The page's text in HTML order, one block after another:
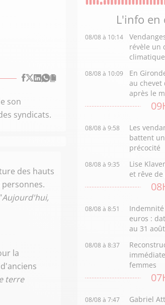
son
syndicats.
des hauts
Aujourd'hui,
la
terre
L'info en
08/08 à 10:14
révèle un
climatique
08/08 à 10:09
En
au chevet
après le
08/08 à 9:58
Les
battent
précocité
08/08 à 9:35
Lise
et rêve
08/08 à 8:51
euros :
au 31 août
08/08 à 8:37
femmes
08/08 à 7:47
Gabriel